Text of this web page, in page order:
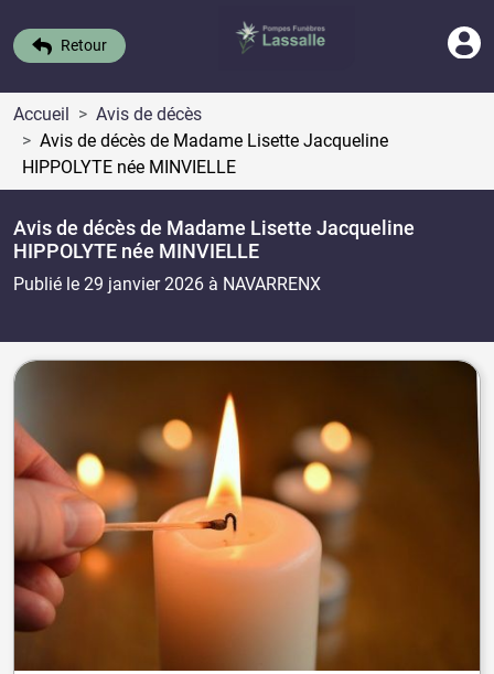
Retour
Accueil
Avis de décès
Avis de décès de Madame Lisette Jacqueline
HIPPOLYTE née MINVIELLE
Avis de décès de Madame Lisette Jacqueline
HIPPOLYTE née MINVIELLE
Publié le 29 janvier 2026 à NAVARRENX